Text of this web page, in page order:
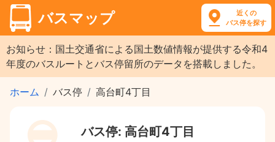
バスマップ
近くの
バス停を探す
お知らせ：国土交通省による国土数値情報が提供する令和4
年度のバスルートとバス停留所のデータを搭載しました。
ホーム バス停 高台町4丁目
バス停: 高台町4丁目